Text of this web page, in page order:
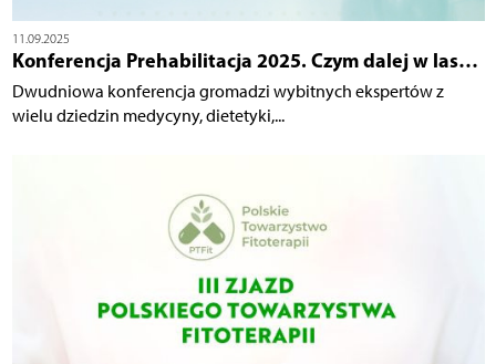
11.09.2025
Konferencja Prehabilitacja 2025. Czym dalej w las…
Dwudniowa konferencja gromadzi wybitnych ekspertów z
wielu dziedzin medycyny, dietetyki,...